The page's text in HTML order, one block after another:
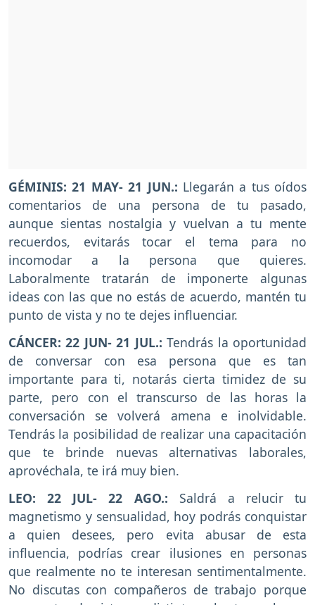
GÉMINIS: 21 MAY- 21 JUN.: Llegarán a tus oídos
comentarios de una persona de tu pasado,
aunque sientas nostalgia y vuelvan a tu mente
recuerdos, evitarás tocar el tema para no
incomodar a la persona que quieres.
Laboralmente tratarán de imponerte algunas
ideas con las que no estás de acuerdo, mantén tu
punto de vista y no te dejes influenciar.
CÁNCER: 22 JUN- 21 JUL.:Tendrás la oportunidad
de conversar con esa persona que es tan
importante para ti, notarás cierta timidez de su
parte, pero con el transcurso de las horas la
conversación se volverá amena e inolvidable.
Tendrás la posibilidad de realizar una capacitación
que te brinde nuevas alternativas laborales,
aprovéchala, te irá muy bien.
LEO: 22 JUL- 22 AGO.: Saldrá a relucir tu
magnetismo y sensualidad, hoy podrás conquistar
a quien desees, pero evita abusar de esta
influencia, podrías crear ilusiones en personas
que realmente no te interesan sentimentalmente.
No discutas con compañeros de trabajo porque